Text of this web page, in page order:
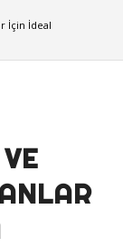
İçin İdeal